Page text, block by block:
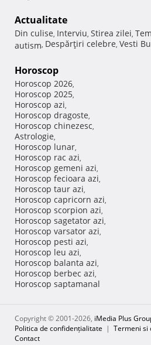
Actualitate
Din culise, Interviu, Stirea zilei,
autism, Despărţiri celebre, Vesti
Horoscop
Horoscop 2026,
Horoscop 2025,
Horoscop azi,
Horoscop dragoste,
Horoscop chinezesc,
Astrologie,
Horoscop lunar,
Horoscop rac azi,
Horoscop gemeni azi,
Horoscop fecioara azi,
Horoscop taur azi,
Horoscop capricorn azi,
Horoscop scorpion azi,
Horoscop sagetator azi,
Horoscop varsator azi,
Horoscop pesti azi,
Horoscop leu azi,
Horoscop balanta azi,
Horoscop berbec azi,
Horoscop saptamanal
Copyright © 2001-2026, iMedia Plus
Politica de confidențialitate | Termeni si
Contact